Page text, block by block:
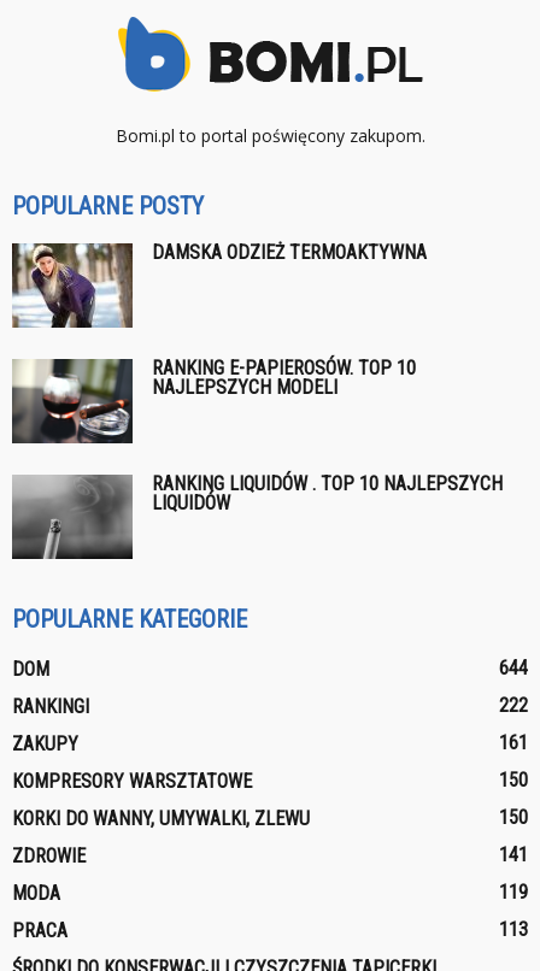
Bomi.pl to portal poświęcony zakupom.
POPULARNE POSTY
DAMSKA ODZIEŻ TERMOAKTYWNA
RANKING E-PAPIEROSÓW. TOP 10
NAJLEPSZYCH MODELI
RANKING LIQUIDÓW . TOP 10 NAJLEPSZYCH
LIQUIDÓW
POPULARNE KATEGORIE
DOM
644
RANKINGI
222
ZAKUPY
161
KOMPRESORY WARSZTATOWE
150
KORKI DO WANNY, UMYWALKI, ZLEWU
150
ZDROWIE
141
MODA
119
PRACA
113